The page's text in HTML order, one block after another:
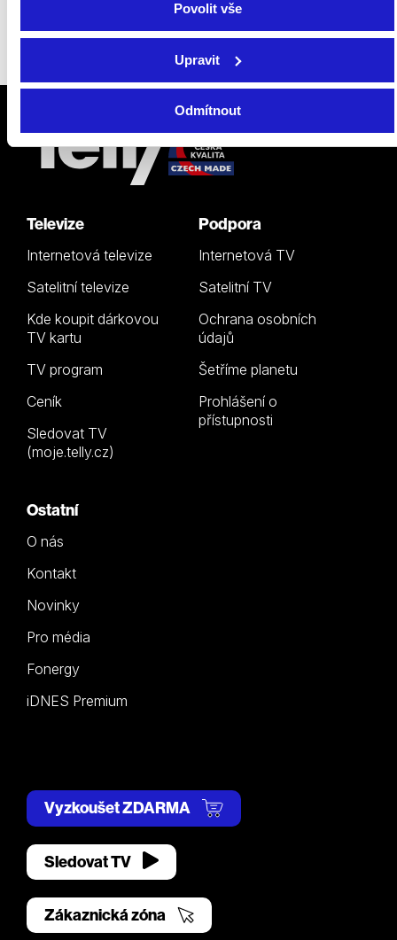
Povolit vše
Upravit
Odmítnout
Sledujte nás naFacebooku,
Televize
Internetová televize
Satelitní televize
Kde koupit dárkovou
TV kartu
TV program
Ceník
Sledovat TV
(moje.telly.cz)
Podpora
Internetová TV
Satelitní TV
Ochrana osobních
údajů
Šetříme planetu
Prohlášení o
přístupnosti
Ostatní
O nás
Kontakt
Novinky
Pro média
Fonergy
iDNES Premium
Vyzkoušet ZDARMA
Sledovat TV
Zákaznická zóna